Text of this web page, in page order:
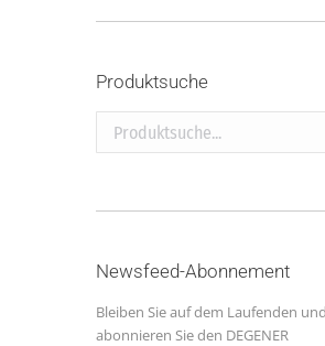
Produktsuche
Produktsuche...
Newsfeed-Abonnement
Bleiben Sie auf dem Laufenden und
abonnieren Sie den DEGENER